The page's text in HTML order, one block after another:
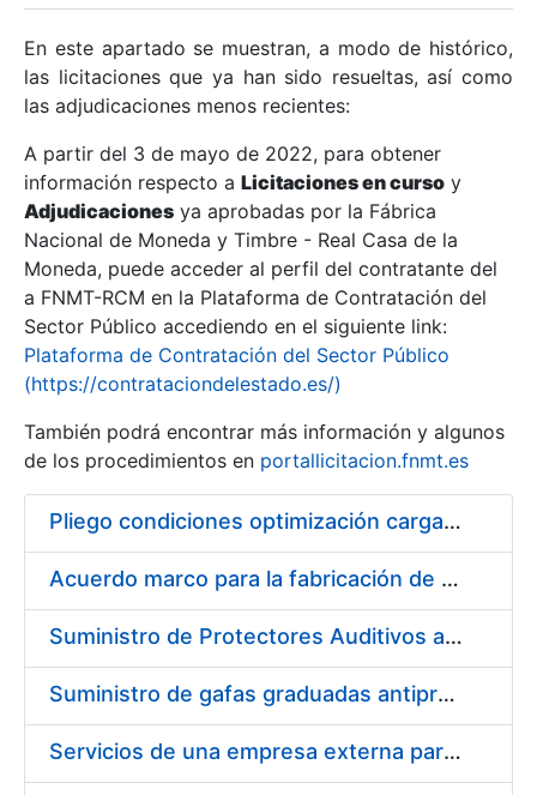
Mostrar/Ocultar
Mostrar/Ocultar
En este apartado se muestran, a modo de histórico,
las licitaciones que ya han sido resueltas, así como
las adjudicaciones menos recientes:
A partir del 3 de mayo de 2022, para obtener
información respecto a Licitaciones en curso y
Adjudicaciones ya aprobadas por la Fábrica
Nacional de Moneda y Timbre - Real Casa de la
Moneda, puede acceder al perfil del contratante del
a FNMT-RCM en la Plataforma de Contratación del
Sector Público accediendo en el siguiente link:
Plataforma de Contratación del Sector Público
(https://contrataciondelestado.es/)
También podrá encontrar más información y algunos
de los procedimientos en portallicitacion.fnmt.es
Pliego condiciones optimización cargas compras firmado
Acuerdo marco para la fabricación de piezas
Suministro de Protectores Auditivos a medida para las personas trabajadoras de los Centros de Trabajo de Madrid y Burgos
Suministro de gafas graduadas antiproyecciones para los trabajadores de la FNMT-RCM en los centros de trabajo de Madrid y Burgos
Servicios de una empresa externa para el asesoramiento y resolución de los recursos de alzada que se presentan relacionados con procesos de selección para la FNMT-RCM